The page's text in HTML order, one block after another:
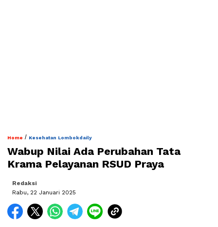
Home / Kesehatan Lombokdaily
Wabup Nilai Ada Perubahan Tata
Krama Pelayanan RSUD Praya
Redaksi
Rabu, 22 Januari 2025